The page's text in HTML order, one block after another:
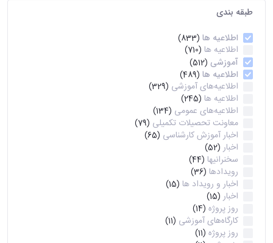
طبقه بندی
اطلاعیه ها (833)
اطلاعیه ها (710)
آموزشی (512)
اطلاعیه ها (489)
اطلاعیه‌های‌ آموزشی (329)
اطلاعیه ها (245)
اطلاعیه‌های عمومی (134)
معاونت تحصیلات تکمیلی (79)
اخبار آموزش کارشناسی (65)
اخبار (52)
سخنرانیها (44)
رویدادها (36)
اخبار و رویداد ها (15)
اخبار (15)
روز پروژه (14)
کارگاه‌های آموزشی (11)
روز پروژه (11)